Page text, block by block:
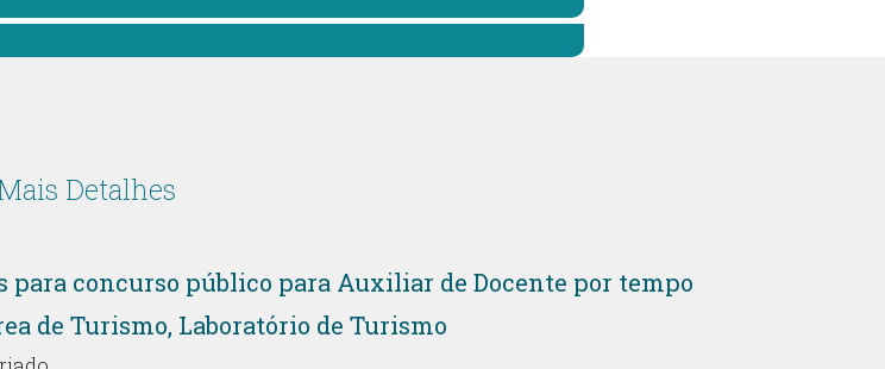
Detalhes
para concurso público para Auxiliar de Docente por tempo
de Turismo, Laboratório de Turismo